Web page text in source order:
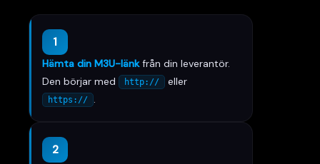
1
Hämta din M3U-länkfrån din leverantör.
Den börjar med
http:// eller
https:// .
2